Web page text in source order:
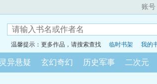
账号
温馨提示：更多作品，请搜索查找 临时书架 我的
灵异悬疑 玄幻奇幻 历史军事 二次元